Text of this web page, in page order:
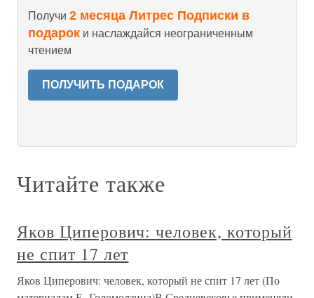
Получи 2 месяца Литрес Подписки в
подарок и наслаждайся неограниченным
чтением
ПОЛУЧИТЬ ПОДАРОК
Читайте также
Яков Циперович: человек, который
не спит 17 лет
Яков Циперович: человек, который не спит 17 лет (По